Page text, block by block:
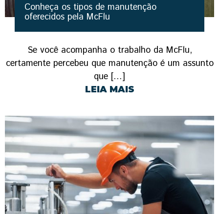
Conheça os tipos de manutenção
oferecidos pela McFlu
Se você acompanha o trabalho da McFlu,
certamente percebeu que manutenção é um assunto
que […]
LEIA MAIS